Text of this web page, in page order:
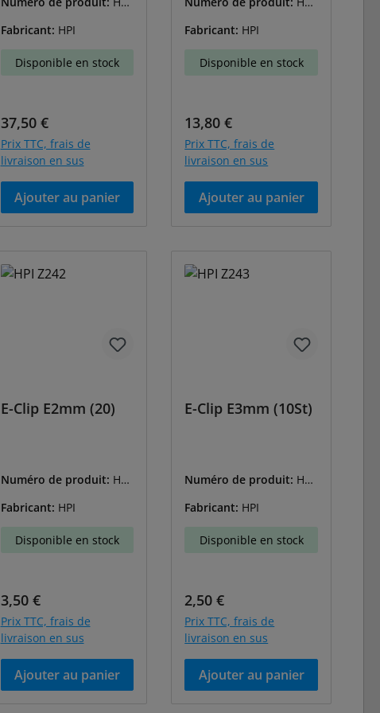
Fabricant: HPI
Disponible en stock
Prix régulier :
37,50 €
Prix TTC, frais de
livraison en sus
Ajouter au panier
Fabricant: HPI
Disponible en stock
Prix régulier :
13,80 €
Prix TTC, frais de
livraison en sus
Ajouter au panier
E-Clip E2mm (20)
Numéro de produit: HPI
Fabricant: HPI
Disponible en stock
Prix régulier :
3,50 €
Prix TTC, frais de
livraison en sus
Ajouter au panier
E-Clip E3mm (10St)
Numéro de produit: HPI
Fabricant: HPI
Disponible en stock
Prix régulier :
2,50 €
Prix TTC, frais de
livraison en sus
Ajouter au panier